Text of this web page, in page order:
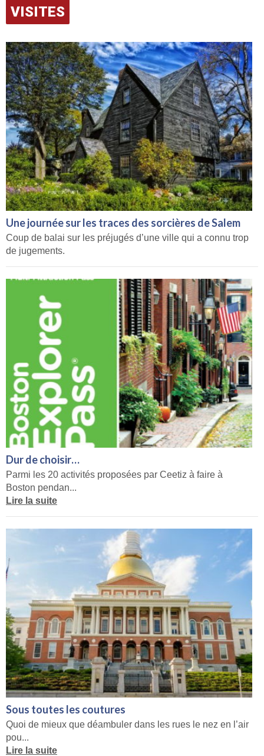
VISITES
Une journée sur les traces des sorcières de Salem
Coup de balai sur les préjugés d’une ville qui a connu trop
de jugements.
Dur de choisir…
Parmi les 20 activités proposées par Ceetiz à faire à
Boston pendan...
Lire la suite
Sous toutes les coutures
Quoi de mieux que déambuler dans les rues le nez en l’air
pou...
Lire la suite